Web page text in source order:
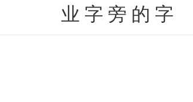
业字旁的字